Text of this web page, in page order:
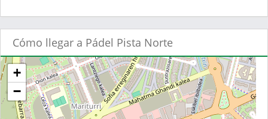
Cómo llegar a Pádel Pista Norte
+
−